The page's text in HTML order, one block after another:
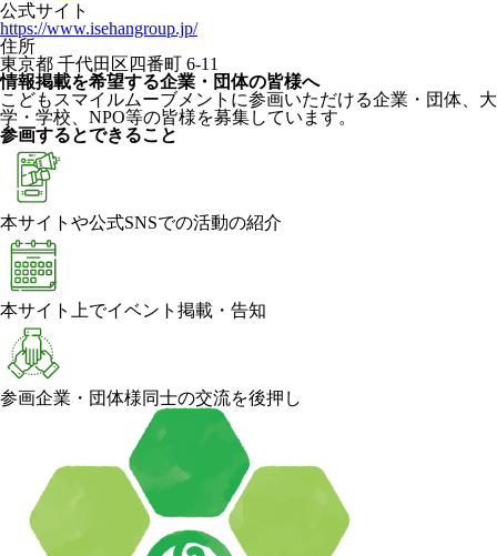
公式サイト
https://www.isehangroup.jp/
住所
東京都 千代田区四番町 6-11
情報掲載を希望する企業・団体の皆様へ
こどもスマイルムーブメントに参画いただける企業・団体、大
学・学校、NPO等の皆様を募集しています。
参画するとできること
本サイトや公式SNSでの活動の紹介
本サイト上でイベント掲載・告知
参画企業・団体様同士の交流を後押し